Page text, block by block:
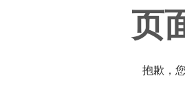
页
抱歉，